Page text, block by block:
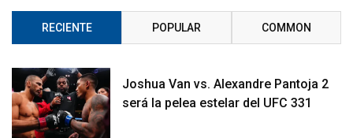
RECIENTE POPULAR COMMON
Joshua Van vs. Alexandre Pantoja 2
será la pelea estelar del UFC 331